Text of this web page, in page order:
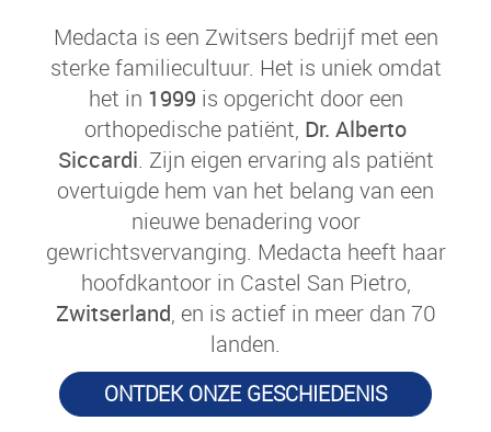
Medacta is een Zwitsers bedrijf met een
sterke familiecultuur. Het is uniek omdat
het in 1999 is opgericht door een
orthopedische patiënt, Dr. Alberto
Siccardi. Zijn eigen ervaring als patiënt
overtuigde hem van het belang van een
nieuwe benadering voor
gewrichtsvervanging. Medacta heeft haar
hoofdkantoor in Castel San Pietro,
Zwitserland, en is actief in meer dan 70
landen.
ONTDEK ONZE GESCHIEDENIS